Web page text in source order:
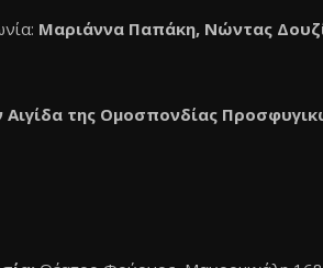
Μαριάννα Παπάκη, Νώντας
Αιγίδα της Ομοσπονδίας